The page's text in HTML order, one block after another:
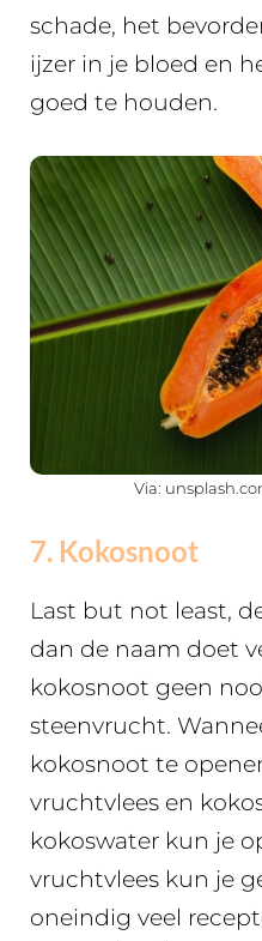
schade, het
ijzer in je bloed en
goed te houden.
Via:
7. Kokosnoot
Last but not least,
dan de naam doet
kokosnoot geen
steenvrucht.
kokosnoot te
vruchtvlees en
kokoswater kun je
vruchtvlees kun je
oneindig veel